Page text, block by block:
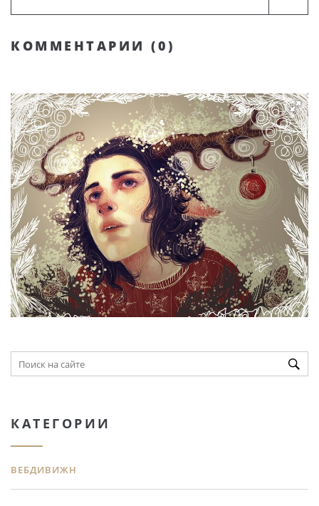
КОММЕНТАРИИ (0)
КАТЕГОРИИ
ВЕБДИВИЖН